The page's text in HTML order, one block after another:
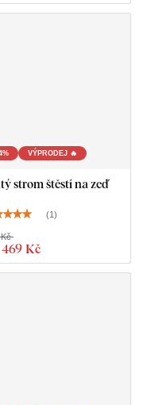
na druhé straně
VÝPRODEJ 🔥
strom štěstí na zeď
(1)
469 Kč